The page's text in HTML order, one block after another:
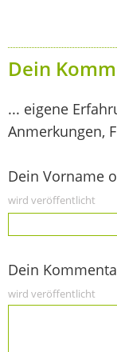
Dein
... eigene
Anmerkungen,
Dein Vorname
wird veröffentlicht
Dein
wird veröffentlicht